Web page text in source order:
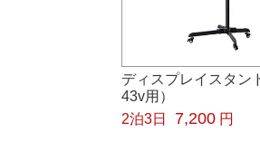
ディスプレイスタン
43v用）
2泊3日
7,200 円